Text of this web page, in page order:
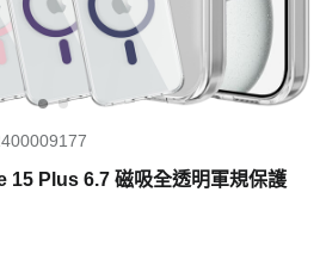
15 Plus 6.7 磁吸全透明軍規保護